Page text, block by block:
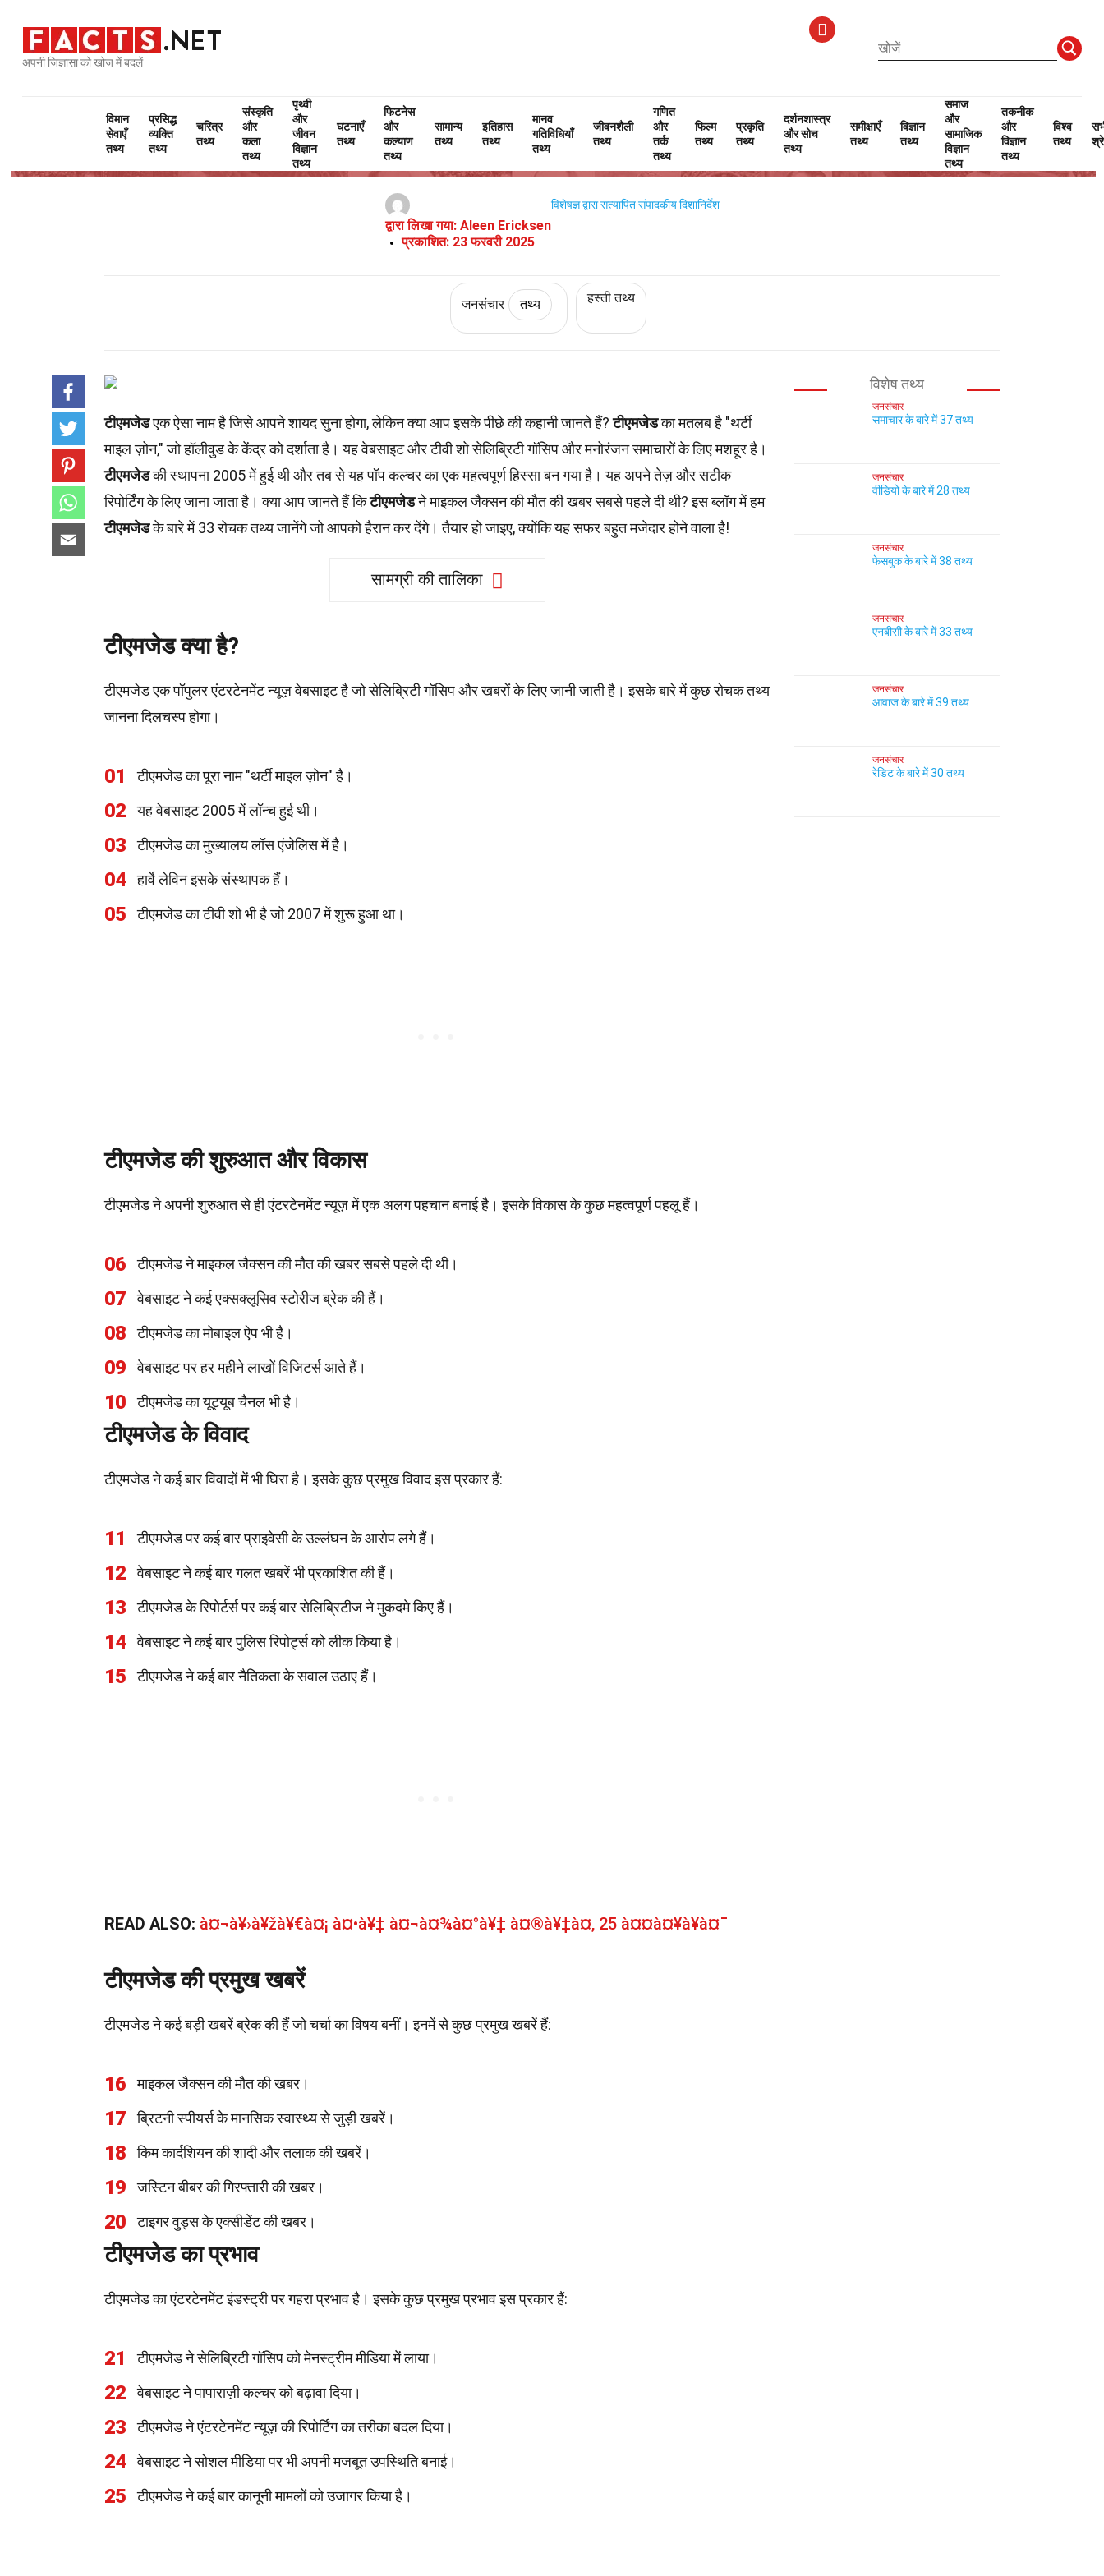
अपनी जिज्ञासा को खोज में बदलें
विमान
सेवाएँ
तथ्य
प्रसिद्ध
व्यक्ति
तथ्य
चरित्र
तथ्य
संस्कृति
और
कला
तथ्य
पृथ्वी
और
जीवन
विज्ञान
तथ्य
घटनाएँ
तथ्य
फिटनेस
और
कल्याण
तथ्य
सामान्य
तथ्य
इतिहास
तथ्य
मानव
गतिविधियाँ
तथ्य
जीवनशैली
तथ्य
गणित
और
तर्क
तथ्य
फिल्म
तथ्य
प्रकृति
तथ्य
दर्शनशास्त्र
और सोच
तथ्य
समीक्षाएँ
तथ्य
विज्ञान
तथ्य
समाज
और
सामाजिक
विज्ञान
तथ्य
तकनीक
और
विज्ञान
तथ्य
विश्व
तथ्य
तथ्य
टीएमजेड के बारे में 33 तथ्य
द्वारा लिखा गया: Aleen Ericksen
प्रकाशित: 23 फरवरी 2025
विशेषज्ञ द्वारा सत्यापित संपादकीय दिशानिर्देश
जनसंचार तथ्य हस्ती तथ्य
टीएमजेडएक ऐसा नाम है जिसे आपने शायद सुना होगा, लेकिन क्या आप इसके पीछे की कहानी जानते हैं?टीएमजेडका मतलब है "थर्टी
माइल ज़ोन," जो हॉलीवुड के केंद्र को दर्शाता है। यह वेबसाइट और टीवी शो सेलिब्रिटी गॉसिप और मनोरंजन समाचारों के लिए मशहूर है।
टीएमजेडकी स्थापना 2005 में हुई थी और तब से यह पॉप कल्चर का एक महत्वपूर्ण हिस्सा बन गया है। यह अपने तेज़ और सटीक
रिपोर्टिंग के लिए जाना जाता है। क्या आप जानते हैं किटीएमजेडने माइकल जैक्सन की मौत की खबर सबसे पहले दी थी? इस ब्लॉग में हम
टीएमजेडके बारे में 33 रोचक तथ्य जानेंगे जो आपको हैरान कर देंगे। तैयार हो जाइए, क्योंकि यह सफर बहुत मजेदार होने वाला है!
सामग्री की तालिका
टीएमजेड क्या है?
टीएमजेड एक पॉपुलर एंटरटेनमेंट न्यूज़ वेबसाइट है जो सेलिब्रिटी गॉसिप और खबरों के लिए जानी जाती है। इसके बारे में कुछ रोचक तथ्य
जानना दिलचस्प होगा।
01 टीएमजेड का पूरा नाम "थर्टी माइल ज़ोन" है।
02 यह वेबसाइट 2005 में लॉन्च हुई थी।
03 टीएमजेड का मुख्यालय लॉस एंजेलिस में है।
04 हार्वे लेविन इसके संस्थापक हैं।
05 टीएमजेड का टीवी शो भी है जो 2007 में शुरू हुआ था।
टीएमजेड की शुरुआत और विकास
टीएमजेड ने अपनी शुरुआत से ही एंटरटेनमेंट न्यूज़ में एक अलग पहचान बनाई है। इसके विकास के कुछ महत्वपूर्ण पहलू हैं।
06 टीएमजेड ने माइकल जैक्सन की मौत की खबर सबसे पहले दी थी।
07 वेबसाइट ने कई एक्सक्लूसिव स्टोरीज ब्रेक की हैं।
08 टीएमजेड का मोबाइल ऐप भी है।
09 वेबसाइट पर हर महीने लाखों विजिटर्स आते हैं।
10 टीएमजेड का यूट्यूब चैनल भी है।
टीएमजेड के विवाद
टीएमजेड ने कई बार विवादों में भी घिरा है। इसके कुछ प्रमुख विवाद इस प्रकार हैं:
11 टीएमजेड पर कई बार प्राइवेसी के उल्लंघन के आरोप लगे हैं।
12 वेबसाइट ने कई बार गलत खबरें भी प्रकाशित की हैं।
13 टीएमजेड के रिपोर्टर्स पर कई बार सेलिब्रिटीज ने मुकदमे किए हैं।
14 वेबसाइट ने कई बार पुलिस रिपोर्ट्स को लीक किया है।
15 टीएमजेड ने कई बार नैतिकता के सवाल उठाए हैं।
READ ALSO: à¤¬à¥›à¥žà¥€à¤¡ à¤•à¥‡ à¤¬à¤¾à¤°à¥‡ à¤®à¥‡à¤‚ 25 à¤¤à¤¥à¥à¤¯
टीएमजेड की प्रमुख खबरें
टीएमजेड ने कई बड़ी खबरें ब्रेक की हैं जो चर्चा का विषय बनीं। इनमें से कुछ प्रमुख खबरें हैं:
16 माइकल जैक्सन की मौत की खबर।
17 ब्रिटनी स्पीयर्स के मानसिक स्वास्थ्य से जुड़ी खबरें।
18 किम कार्दशियन की शादी और तलाक की खबरें।
19 जस्टिन बीबर की गिरफ्तारी की खबर।
20 टाइगर वुड्स के एक्सीडेंट की खबर।
टीएमजेड का प्रभाव
टीएमजेड का एंटरटेनमेंट इंडस्ट्री पर गहरा प्रभाव है। इसके कुछ प्रमुख प्रभाव इस प्रकार हैं:
21 टीएमजेड ने सेलिब्रिटी गॉसिप को मेनस्ट्रीम मीडिया में लाया।
22 वेबसाइट ने पापाराज़ी कल्चर को बढ़ावा दिया।
23 टीएमजेड ने एंटरटेनमेंट न्यूज़ की रिपोर्टिंग का तरीका बदल दिया।
24 वेबसाइट ने सोशल मीडिया पर भी अपनी मजबूत उपस्थिति बनाई।
25 टीएमजेड ने कई बार कानूनी मामलों को उजागर किया है।
विशेष तथ्य
जनसंचार
समाचार के बारे में 37 तथ्य
जनसंचार
वीडियो के बारे में 28 तथ्य
जनसंचार
फेसबुक के बारे में 38 तथ्य
जनसंचार
एनबीसी के बारे में 33 तथ्य
जनसंचार
आवाज के बारे में 39 तथ्य
जनसंचार
रेडिट के बारे में 30 तथ्य